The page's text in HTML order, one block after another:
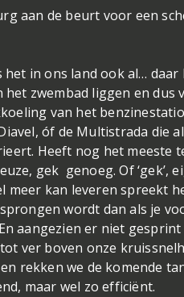
aan de beurt voor een
het in ons land ook al…
zwembad liggen en
van het
óf de Multistrada die
Heeft nog het meeste
gek genoeg. Of ‘gek’,
meer kan leveren spreekt
wordt dan als je
aangezien er niet
ver boven onze
rekken we de komende
maar wel zo efficiënt.